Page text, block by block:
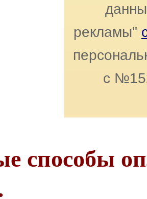
рекламы"
с
способы